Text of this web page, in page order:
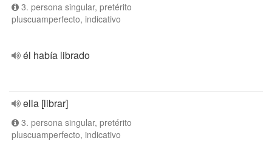
3. persona singular, pretérito
pluscuamperfecto, indicativo
él había librado
ella [librar]
3. persona singular, pretérito
pluscuamperfecto, indicativo